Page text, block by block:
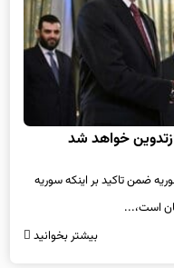
خواهد شد
ضمن تاکید بر اینکه سوریه
است،...
بیشتر بخوانید